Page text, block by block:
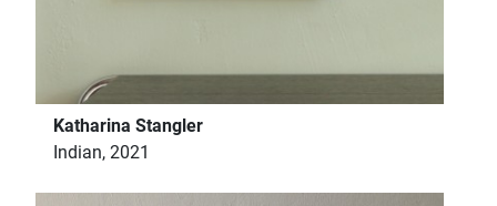
Katharina Stangler
Indian, 2021